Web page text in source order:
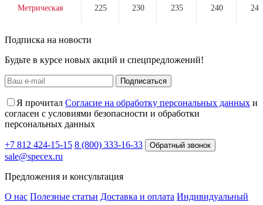
Метрическая 225 230 235 240 245
Подписка на новости
Будьте в курсе новых акций и спецпредложений!
Подписаться
Я прочитал Согласие на обработку персональных данных и
согласен с условиями безопасности и обработки
персональных данных
+7 812 424-15-15 8 (800) 333-16-33 Обратный звонок
sale@specex.ru
Предложения и консультация
О нас Полезные статьи Доставка и оплата Индивидуальный